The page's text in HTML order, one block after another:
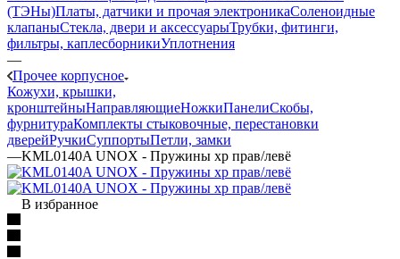
(ТЭНы)Платы, датчики и прочая электроникаСоленоидные
клапаныСтекла, двери и аксессуарыТрубки, фитинги,
фильтры, каплесборникиУплотнения
—
Прочее корпусное
Кожухи, крышки,
кронштейныНаправляющиеНожкиПанелиCкобы,
фурнитураКомплекты стыковочные, перестановки
дверейРучкиСуппортыПетли, замки
—KML0140A UNOX - Пружины xp прав/левё
В избранное